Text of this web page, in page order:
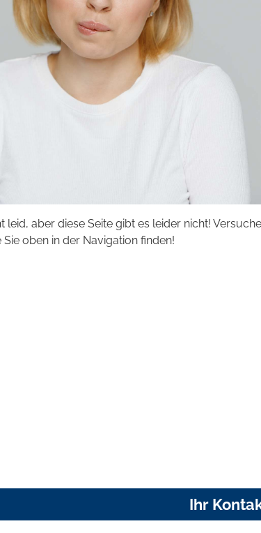
leid, aber diese Seite gibt es leider nicht!
oben in der Navigation finden!
Ihr